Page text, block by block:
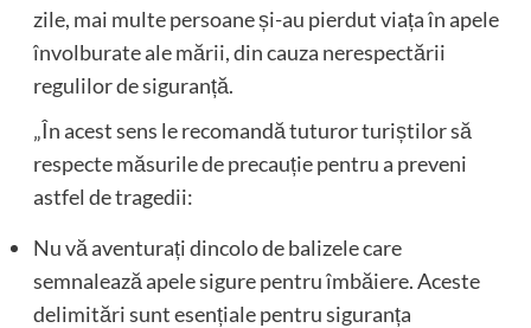
zile, mai multe persoane și-au pierdut viața în apele
învolburate ale mării, din cauza nerespectării
regulilor de siguranță.
„În acest sens le recomandă tuturor turiștilor să
respecte măsurile de precauție pentru a preveni
astfel de tragedii:
Nu vă aventurați dincolo de balizele care
semnalează apele sigure pentru îmbăiere. Aceste
delimitări sunt esențiale pentru siguranța